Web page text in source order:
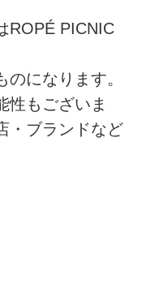
ROPÉ PICNIC
になります。
性もございま
・ブランドなど